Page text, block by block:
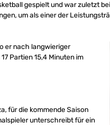
gespielt und war zuletzt
um als einer der
er nach langwieriger
Partien 15,4 Minuten im
für die kommende Saison
unterschreibt für ein